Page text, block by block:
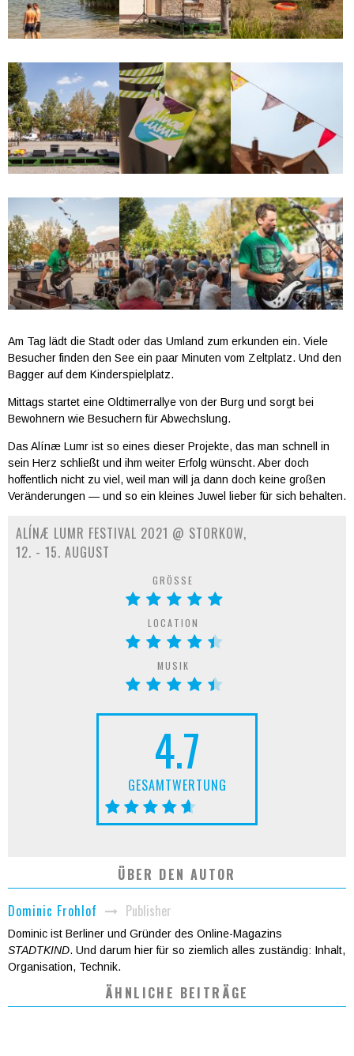
Am Tag lädt die Stadt oder das Umland zum erkunden ein. Viele
Besucher finden den See ein paar Minuten vom Zeltplatz. Und den
Bagger auf dem Kinderspielplatz.
Mittags startet eine Oldtimerrallye von der Burg und sorgt bei
Bewohnern wie Besuchern für Abwechslung.
Das Alínæ Lumr ist so eines dieser Projekte, das man schnell in
sein Herz schließt und ihm weiter Erfolg wünscht. Aber doch
hoffentlich nicht zu viel, weil man will ja dann doch keine großen
Veränderungen — und so ein kleines Juwel lieber für sich behalten.
ALÍNÆ LUMR FESTIVAL 2021 @ STORKOW,
12. - 15. AUGUST
GRÖSSE
LOCATION
MUSIK
4.7
GESAMTWERTUNG
ÜBER DEN AUTOR
Dominic Frohlof
Publisher
Dominic ist Berliner und Gründer des Online-Magazins
STADTKIND. Und darum hier für so ziemlich alles zuständig: Inhalt,
Organisation, Technik.
ÄHNLICHE BEITRÄGE